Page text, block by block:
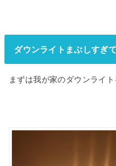
ダウンライトまぶしすぎ
まずは我が家のダウンライト